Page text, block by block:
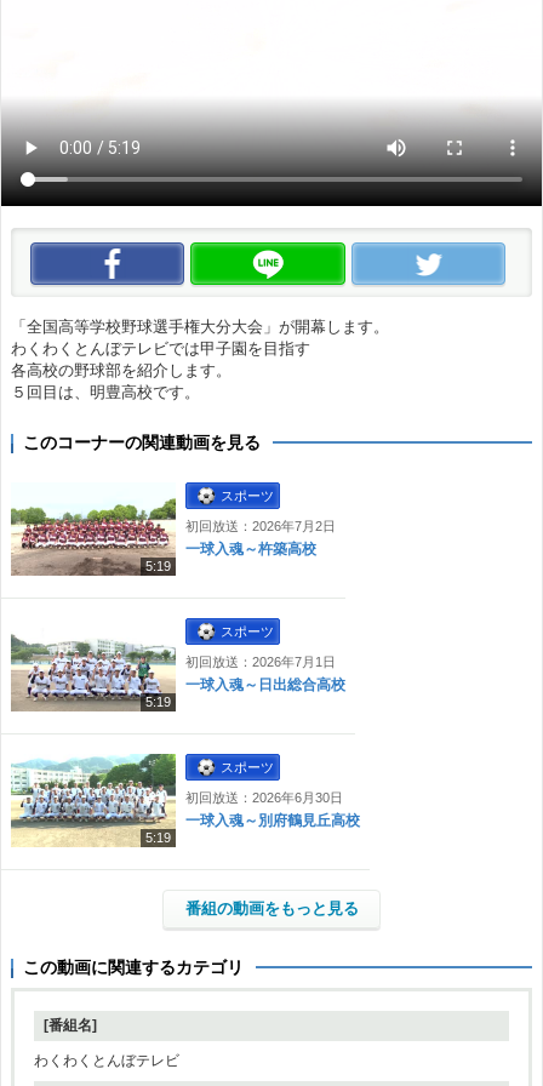
この動画をいいね！ この動画をLINEで送る
「全国高等学校野球選手権大分大会」が開幕します。
わくわくとんぼテレビでは甲子園を目指す
各高校の野球部を紹介します。
５回目は、明豊高校です。
このコーナーの関連動画を見る
5:19
スポーツ
初回放送：2026年7月2日
一球入魂～杵築高校
5:19
スポーツ
初回放送：2026年7月1日
一球入魂～日出総合高校
5:19
スポーツ
初回放送：2026年6月30日
一球入魂～別府鶴見丘高校
番組の動画をもっと見る
この動画に関連するカテゴリ
[番組名]
わくわくとんぼテレビ